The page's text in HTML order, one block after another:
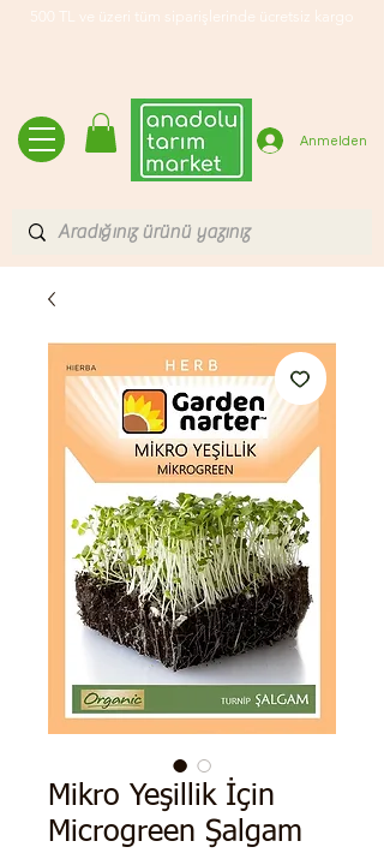
500 TL ve üzeri tüm siparişlerinde ücretsiz kargo
Anmelden
Mikro Yeşillik İçin
Microgreen Şalgam